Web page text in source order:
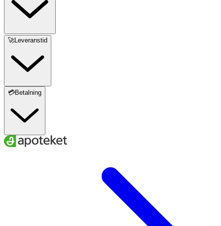
🚀Leveranstid
💳Betalning